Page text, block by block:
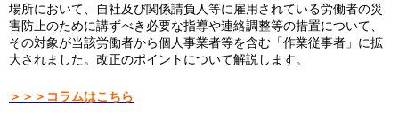
場所において、自社及び関係請負人等に雇用されている労働者の災
害防止のために講ずべき必要な指導や連絡調整等の措置について、
その対象が当該労働者から個人事業者等を含む「作業従事者」に拡
大されました。改正のポイントについて解説します。
＞＞＞コラムはこちら